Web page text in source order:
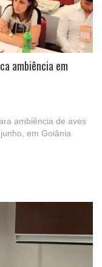
ambiência em
ambiência de aves
em Goiânia